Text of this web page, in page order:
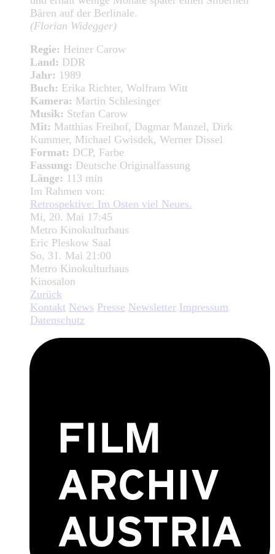
Bären auf der Berlinale.
(Florian Widegger)
Regie: Heiner Carow
Land: DDR
Jahr: 1989
Buch: Erika Richter, Wolfram Witt
Kamera: Martin Schlesinger
Musik: Stefan Carow
Mit: Matthias Freihof, Dagmar Manzel, Dirk
Kummer, Michael Gwisdek, Werner Dissel
Format: DCP, Farbe
Fassung: Deutsche Originalfassung
Länge: 113 min
Im Rahmen von:
Retrospektive: Im Osten viel Neues.
Mi, 20. Mai 17:45
Metro Kinokulturhaus
Eric Pleskow Saal
So, 31. Mai 21:00
Metro Kinokulturhaus
Kinosalon
Zurück
Kontakt News Presse Newsletter Impressum
Datenschutz